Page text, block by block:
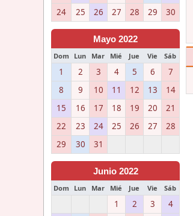
24
25 26 27 28 29 30
Mayo 2022
Dom Lun Mar Mié Jue Vie Sáb
1 2 3 4 5 6
7
8
9 10 11 12 13
14
15
16 17 18 19 20
21
22
23 24 25 26 27
28
29
30 31
Junio 2022
Dom Lun Mar Mié Jue Vie Sáb
1 2 3 4